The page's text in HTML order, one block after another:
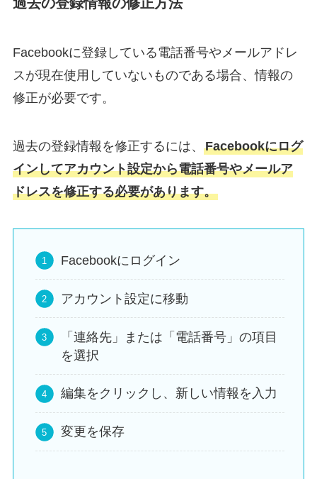
過去の登録情報の修正方法
Facebookに登録している電話番号やメールアドレ
スが現在使用していないものである場合、情報の
修正が必要です。
過去の登録情報を修正するには、 Facebookにログ
インしてアカウント設定から電話番号やメールア
ドレスを修正する必要があります。
Facebookにログイン
アカウント設定に移動
「連絡先」または「電話番号」の項目
を選択
編集をクリックし、新しい情報を入力
変更を保存